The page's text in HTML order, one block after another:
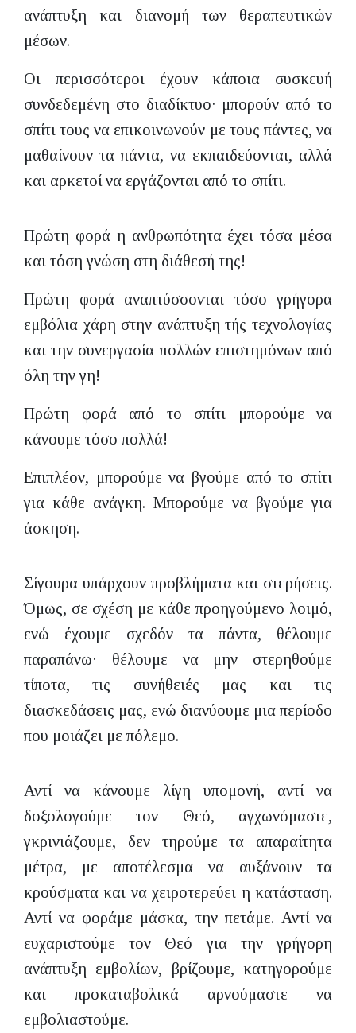
ανάπτυξη και διανομή των θεραπευτικών
μέσων.
Οι περισσότεροι έχουν κάποια συσκευή
συνδεδεμένη στο διαδίκτυο· μπορούν από το
σπίτι τους να επικοινωνούν με τους πάντες, να
μαθαίνουν τα πάντα, να εκπαιδεύονται, αλλά
και αρκετοί να εργάζονται από το σπίτι.
Πρώτη φορά η ανθρωπότητα έχει τόσα μέσα
και τόση γνώση στη διάθεσή της!
Πρώτη φορά αναπτύσσονται τόσο γρήγορα
εμβόλια χάρη στην ανάπτυξη τής τεχνολογίας
και την συνεργασία πολλών επιστημόνων από
όλη την γη!
Πρώτη φορά από το σπίτι μπορούμε να
κάνουμε τόσο πολλά!
Επιπλέον, μπορούμε να βγούμε από το σπίτι
για κάθε ανάγκη. Μπορούμε να βγούμε για
άσκηση.
Σίγουρα υπάρχουν προβλήματα και στερήσεις.
Όμως, σε σχέση με κάθε προηγούμενο λοιμό,
ενώ έχουμε σχεδόν τα πάντα, θέλουμε
παραπάνω· θέλουμε να μην στερηθούμε
τίποτα, τις συνήθειές μας και τις
διασκεδάσεις μας, ενώ διανύουμε μια περίοδο
που μοιάζει με πόλεμο.
Αντί να κάνουμε λίγη υπομονή, αντί να
δοξολογούμε τον Θεό, αγχωνόμαστε,
γκρινιάζουμε, δεν τηρούμε τα απαραίτητα
μέτρα, με αποτέλεσμα να αυξάνουν τα
κρούσματα και να χειροτερεύει η κατάσταση.
Αντί να φοράμε μάσκα, την πετάμε. Αντί να
ευχαριστούμε τον Θεό για την γρήγορη
ανάπτυξη εμβολίων, βρίζουμε, κατηγορούμε
και προκαταβολικά αρνούμαστε να
εμβολιαστούμε.